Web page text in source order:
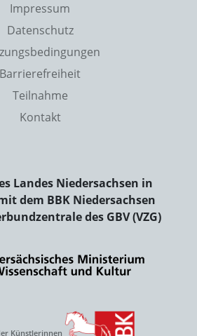
Impressum
Datenschutz
Barrierefreiheit
Teilnahme
Kontakt
Landes Niedersachsen in
dem BBK Niedersachsen
des GBV (VZG)
Künstlerinnen